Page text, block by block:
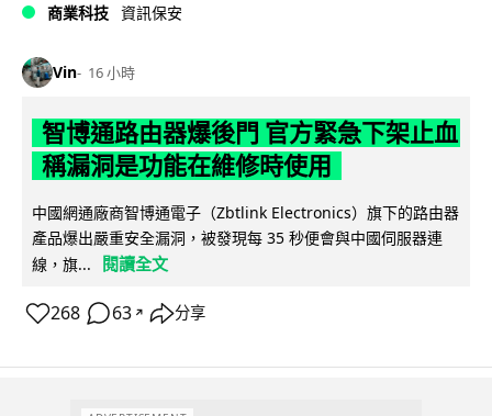
商業科技 資訊保安
Vin 16 小時
智博通路由器爆後門 官方緊急下架止血
稱漏洞是功能在維修時使用
中國網通廠商智博通電子（Zbtlink Electronics）旗下的路由器
產品爆出嚴重安全漏洞，被發現每 35 秒便會與中國伺服器連
線，旗...
閱讀全文
268 63 ↗ 分享